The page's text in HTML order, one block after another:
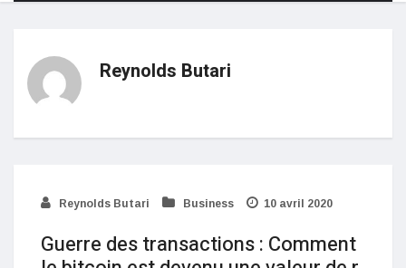
Reynolds Butari
Reynolds Butari Business 10 avril 2020
Guerre des transactions : Comment